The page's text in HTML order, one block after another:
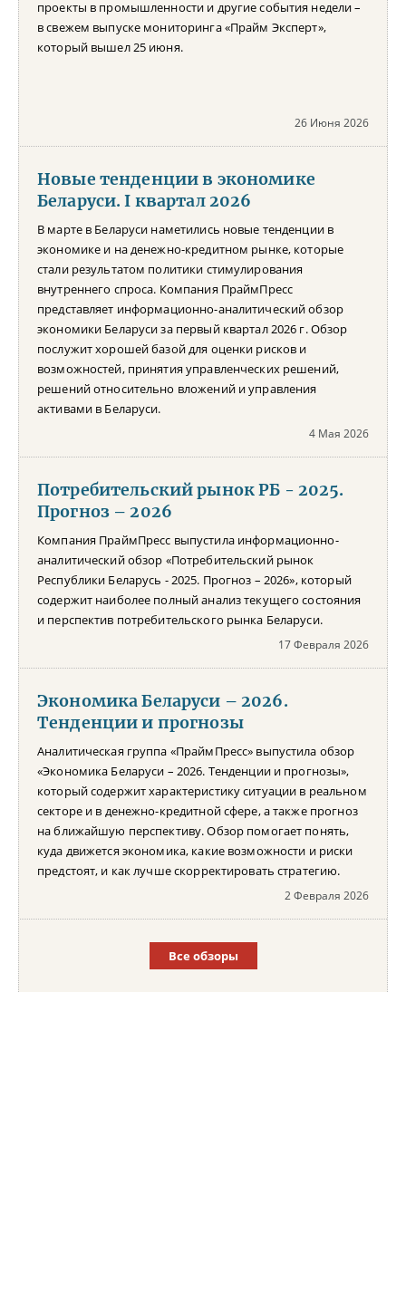
проекты в промышленности и другие события недели –
в свежем выпуске мониторинга «Прайм Эксперт»,
который вышел 25 июня.
26 Июня 2026
Новые тенденции в экономике
Беларуси. I квартал 2026
В марте в Беларуси наметились новые тенденции в
экономике и на денежно-кредитном рынке, которые
стали результатом политики стимулирования
внутреннего спроса. Компания ПраймПресс
представляет информационно-аналитический обзор
экономики Беларуси за первый квартал 2026 г. Обзор
послужит хорошей базой для оценки рисков и
возможностей, принятия управленческих решений,
решений относительно вложений и управления
активами в Беларуси.
4 Мая 2026
Потребительский рынок РБ - 2025.
Прогноз – 2026
Компания ПраймПресс выпустила информационно-
аналитический обзор «Потребительский рынок
Республики Беларусь - 2025. Прогноз – 2026», который
содержит наиболее полный анализ текущего состояния
и перспектив потребительского рынка Беларуси.
17 Февраля 2026
Экономика Беларуси – 2026.
Тенденции и прогнозы
Аналитическая группа «ПраймПресс» выпустила обзор
«Экономика Беларуси – 2026. Тенденции и прогнозы»,
который содержит характеристику ситуации в реальном
секторе и в денежно-кредитной сфере, а также прогноз
на ближайшую перспективу. Обзор помогает понять,
куда движется экономика, какие возможности и риски
предстоят, и как лучше скорректировать стратегию.
2 Февраля 2026
Все обзоры